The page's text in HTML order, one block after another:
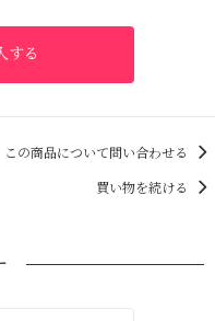
する
この商品について問い合わせる
買い物を続ける